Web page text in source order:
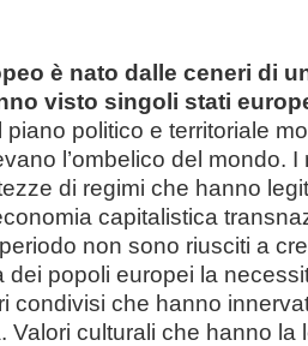
è nato dalle ceneri di
visto singoli stati
piano politico e territoriale
l’ombelico del mondo. I
di regimi che hanno
capitalistica
non sono riusciti a
dei popoli europei la
condivisi che hanno
Valori culturali che hanno la